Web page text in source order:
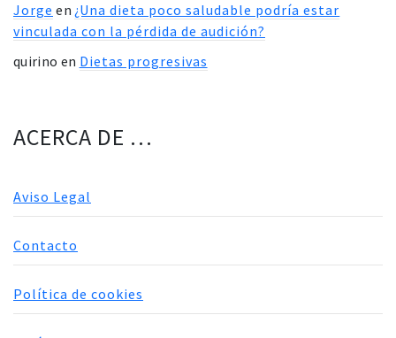
Jorge en ¿Una dieta poco saludable podría estar
vinculada con la pérdida de audición?
quirino en Dietas progresivas
ACERCA DE …
Aviso Legal
Contacto
Política de cookies